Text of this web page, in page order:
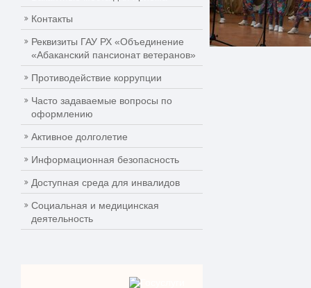
Контакты
Реквизиты ГАУ РХ «Объединение
«Абаканский пансионат ветеранов»
Противодействие коррупции
Часто задаваемые вопросы по
оформлению
Активное долголетие
Информационная безопасность
Доступная среда для инвалидов
Социальная и медицинская
деятельность